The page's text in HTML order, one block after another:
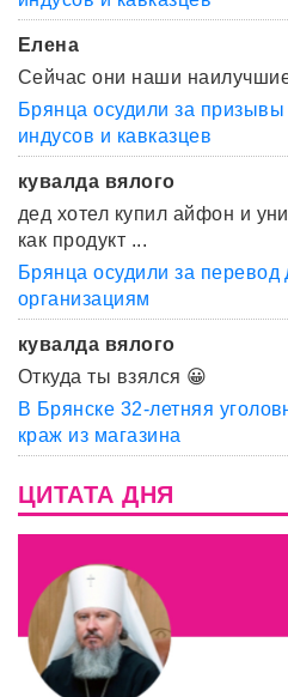
Елена
Сейчас они наши
Брянца осудили за
индусов и кавказцев
кувалда вялого
дед хотел купил айфон и
как продукт ...
Брянца осудили за
организациям
кувалда вялого
Откуда ты взялся 😀
В Брянске 32-летняя
краж из магазина
ЦИТАТА ДНЯ